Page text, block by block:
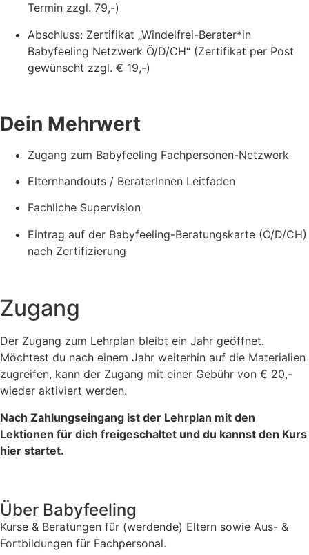
Termin zzgl. 79,-)
Abschluss: Zertifikat „Windelfrei-Berater*in
Babyfeeling Netzwerk Ö/D/CH“ (Zertifikat per Post
gewünscht zzgl. € 19,-)
Dein Mehrwert
Zugang zum Babyfeeling Fachpersonen-Netzwerk
Elternhandouts / BeraterInnen Leitfaden
Fachliche Supervision
Eintrag auf der Babyfeeling-Beratungskarte (Ö/D/CH)
nach Zertifizierung
Zugang
Der Zugang zum Lehrplan bleibt ein Jahr geöffnet.
Möchtest du nach einem Jahr weiterhin auf die Materialien
zugreifen, kann der Zugang mit einer Gebühr von € 20,-
wieder aktiviert werden.
Nach Zahlungseingang ist der Lehrplan mit den
Lektionen für dich freigeschaltet und du kannst den Kurs
hier startet.
Über Babyfeeling
Kurse & Beratungen für (werdende) Eltern sowie Aus- &
Fortbildungen für Fachpersonal.